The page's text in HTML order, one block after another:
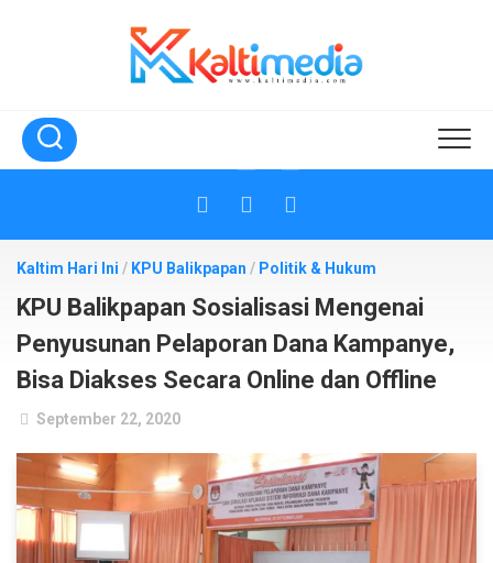
Kaltim Hari Ini / KPU Balikpapan / Politik & Hukum
KPU Balikpapan Sosialisasi Mengenai
Penyusunan Pelaporan Dana Kampanye,
Bisa Diakses Secara Online dan Offline
September 22, 2020